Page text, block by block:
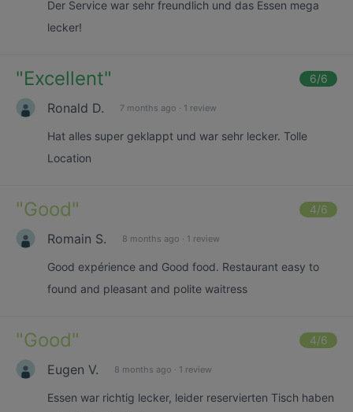
Der Service war sehr freundlich und das Essen mega
lecker!
"Excellent" 6/6
Ronald D. 7 months ago · 1 review
Hat alles super geklappt und war sehr lecker. Tolle
Location
"Good" 4/6
Romain S. 8 months ago · 1 review
Good expérience and Good food. Restaurant easy to
found and pleasant and polite waitress
"Good" 4/6
Eugen V. 8 months ago · 1 review
Essen war richtig lecker, leider reservierten Tisch haben